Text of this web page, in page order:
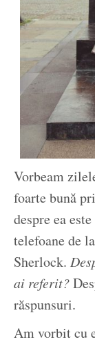
Vorbeam
foarte bună
despre ea
telefoane de
Sherlock.
ai referit?
răspunsuri.
Am vorbit cu